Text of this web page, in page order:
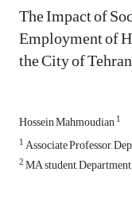
The Impact of
Employment of
the City of Tehran
Hossein Mahmoudian1
1Associate Professor,
2MA student,